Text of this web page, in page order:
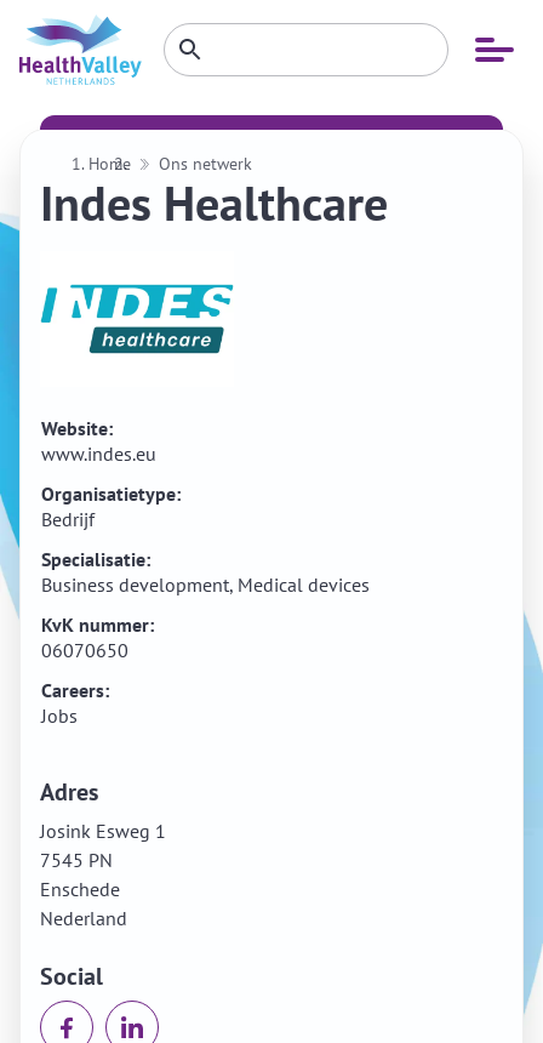
Open
menu
Zoeken
binnenZoeken
Home Ons netwerk
Indes Healthcare
Website:
www.indes.eu
Organisatietype:
Bedrijf
Specialisatie:
Business development, Medical devices
KvK nummer:
06070650
Careers:
Jobs
Adres
Josink Esweg 1
7545 PN
Enschede
Nederland
Social